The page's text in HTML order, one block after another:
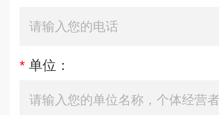
* 单位：